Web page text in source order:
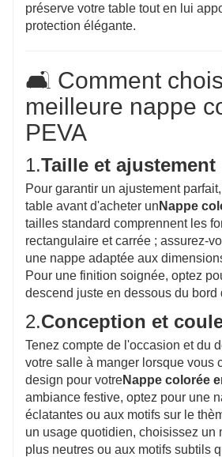
préserve votre table tout en lui
protection élégante.
🛋️ Comment
meilleure nappe
PEVA
1.Taille et ajustement
Pour garantir un ajustement
table avant d'acheter un Nappe
tailles standard comprennent les
rectangulaire et carrée ; assurez-
une nappe adaptée aux
Pour une finition soignée, optez
descend juste en dessous du bord
2.Conception et
Tenez compte de l'occasion et du
votre salle à manger lorsque vous
design pour votreNappe colorée
ambiance festive, optez pour une
éclatantes ou aux motifs sur le
un usage quotidien, choisissez un
plus neutres ou aux motifs subtils